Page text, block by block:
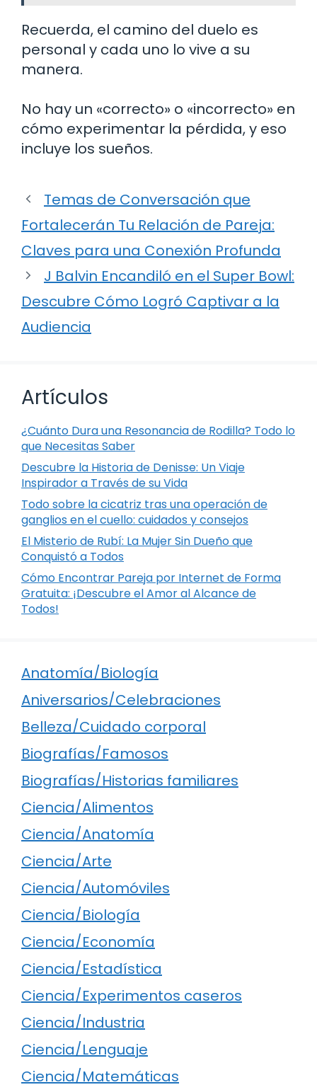
Recuerda, el camino del duelo es
personal y cada uno lo vive a su
manera.
No hay un «correcto» o «incorrecto» en
cómo experimentar la pérdida, y eso
incluye los sueños.
Temas de Conversación que
Fortalecerán Tu Relación de Pareja:
Claves para una Conexión Profunda
J Balvin Encandiló en el Super Bowl:
Descubre Cómo Logró Captivar a la
Audiencia
Artículos
¿Cuánto Dura una Resonancia de Rodilla? Todo lo
que Necesitas Saber
Descubre la Historia de Denisse: Un Viaje
Inspirador a Través de su Vida
Todo sobre la cicatriz tras una operación de
ganglios en el cuello: cuidados y consejos
El Misterio de Rubí: La Mujer Sin Dueño que
Conquistó a Todos
Cómo Encontrar Pareja por Internet de Forma
Gratuita: ¡Descubre el Amor al Alcance de
Todos!
Anatomía/Biología
Aniversarios/Celebraciones
Belleza/Cuidado corporal
Biografías/Famosos
Biografías/Historias familiares
Ciencia/Alimentos
Ciencia/Anatomía
Ciencia/Arte
Ciencia/Automóviles
Ciencia/Biología
Ciencia/Economía
Ciencia/Estadística
Ciencia/Experimentos caseros
Ciencia/Industria
Ciencia/Lenguaje
Ciencia/Matemáticas